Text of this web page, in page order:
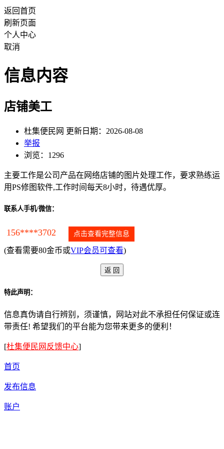
返回首页
刷新页面
个人中心
取消
信息内容
店铺美工
杜集便民网 更新日期：2026-08-08
举报
浏览：1296
主要工作是公司产品在网络店铺的图片处理工作，要求熟练运
用PS修图软件,工作时间每天8小时，待遇优厚。
联系人手机/微信：
156****3702 点击查看完整信息
(查看需要80金币或VIP会员可查看)
特此声明：
信息真伪请自行辨别，须谨慎，网站对此不承担任何保证或连
带责任! 希望我们的平台能为您带来更多的便利！
[杜集便民网反馈中心]
首页
发布信息
账户